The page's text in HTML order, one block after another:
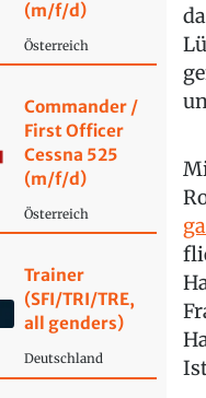
(m/f/d)
Österreich
Commander /
First Officer
Cessna 525
(m/f/d)
Österreich
Trainer
(SFI/TRI/TRE,
all genders)
Deutschland